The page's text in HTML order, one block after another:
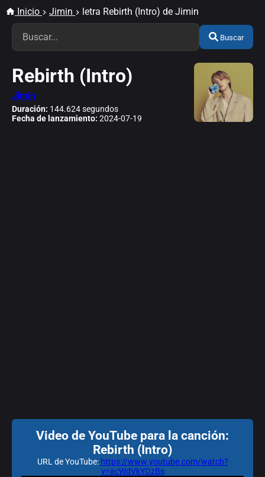
Inicio Jimin letra Rebirth (Intro) de Jimin
Buscar
Rebirth (Intro)
Jimin
Duración: 144.624 segundos
Fecha de lanzamiento: 2024-07-19
Video de YouTube para la canción:
Rebirth (Intro)
URL de YouTube: https://www.youtube.com/watch?
v=acWdVkYOzBs